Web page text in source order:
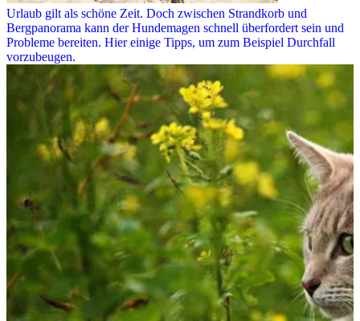
Urlaub gilt als schöne Zeit. Doch zwischen Strandkorb und
Bergpanorama kann der Hundemagen schnell überfordert sein und
Probleme bereiten. Hier einige Tipps, um zum Beispiel Durchfall
vorzubeugen.